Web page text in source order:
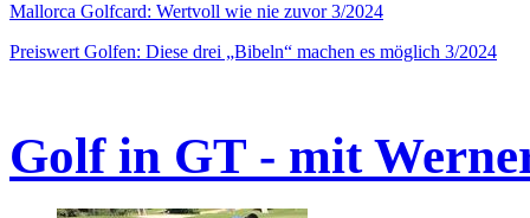
Mallorca Golfcard: Wertvoll wie nie zuvor 3/2024
Preiswert Golfen: Diese drei „Bibeln“ machen es möglich 3/2024
Golf in GT - mit